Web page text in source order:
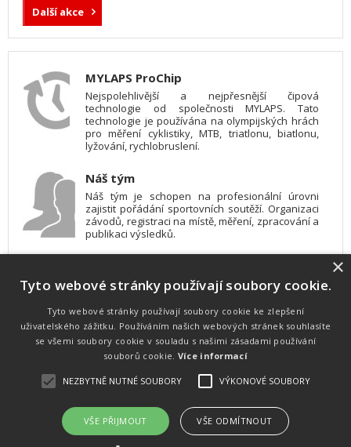
Další akce
MYLAPS ProChip
Nejspolehlivější a nejpřesnější čipová
technologie od společnosti MYLAPS. Tato
technologie je používána na olympijských hrách
pro měření cyklistiky, MTB, triatlonu, biatlonu,
lyžování, rychlobruslení.
Náš tým
Náš tým je schopen na profesionální úrovni
zajistit pořádání sportovních soutěží. Organizaci
závodů, registraci na místě, měření, zpracování a
publikaci výsledků.
Pro měření, zpracování a publikaci výsledků
používáme software vyvinutý na zakázku. Lze
online publikovat výsledky komentátorovi na
obrazovky a s nepatrným zpožděním na
webových stránkách.
souhlasu zakázáno.
Zabýváme se časomírou, výsledkovým servisem na různých malých i velkých sportovních
akcích a také přímo pořádáním sportovních akcí.
×
Tyto webové stránky používají soubory cookie.
Tyto webové stránky používají soubory cookie ke zlepšení
uživatelského zážitku. Používáním našich webových stránek souhlasíte
se všemi soubory cookie v souladu s našimi zásadami používání
souborů cookie. Více informací
NEZBYTNĚ NUTNÉ SOUBORY VÝKONOVÉ SOUBORY
VŠE PŘIJMOUT VŠE ODMÍTNOUT